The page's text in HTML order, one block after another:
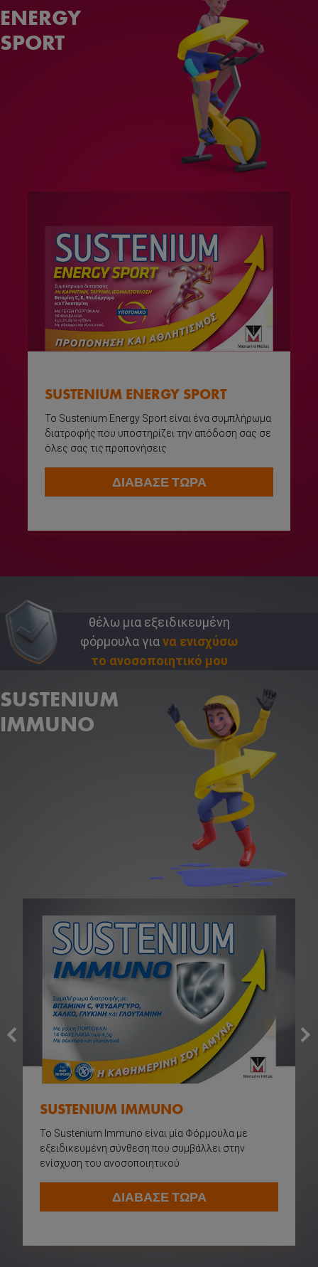
ENERGY
SPORT
SUSTENIUM ENERGY SPORT
Το Sustenium Energy Sport είναι ένα συμπλήρωμα
διατροφής που υποστηρίζει την απόδοση σας σε
όλες σας τις προπονήσεις
ΔΙΑΒΑΣΕ ΤΩΡΑ
θέλω μια εξειδικευμένη
φόρμουλα γιανα ενισχύσω
το ανοσοποιητικό μου
SUSTENIUM
IMMUNO
SUSTENIUM IMMUNO
To Sustenium Immuno είναι μία Φόρμουλα με
εξειδικευμένη σύνθεση που συμβάλλει στην
ενίσχυση του ανοσοποιητικού
ΔΙΑΒΑΣΕ ΤΩΡΑ